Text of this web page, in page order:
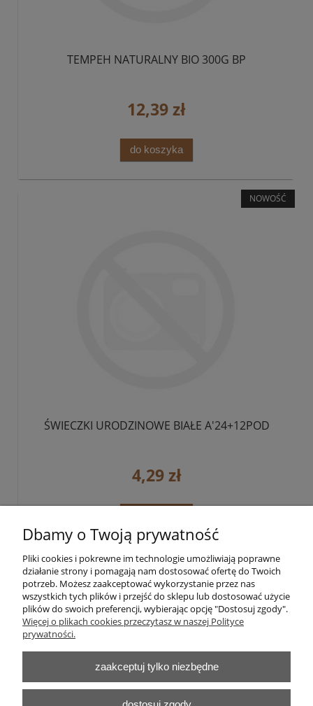
TEMPEH NATURALNY BIO 300G BP
12,39 zł
do koszyka
ŚWIECZKI URODZINOWE BIAŁE A'24+12POD
4,29 zł
NOWOŚĆ
« 1 3 5 ... 37
Pomoc
Moje konto
Płatności i dostawa
Dbamy o Twoją prywatność
Pliki cookies i pokrewne im technologie umożliwiają poprawne
działanie strony i pomagają nam dostosować ofertę do Twoich
potrzeb. Możesz zaakceptować wykorzystanie przez nas
wszystkich tych plików i przejść do sklepu lub dostosować użycie
plików do swoich preferencji, wybierając opcję "Dostosuj zgody".
Więcej o plikach cookies przeczytasz w naszej Polityce
prywatności.
zaakceptuj tylko niezbędne